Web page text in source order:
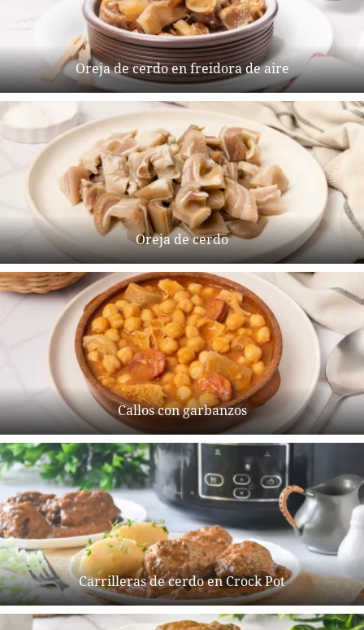
Oreja de cerdo en freidora de aire
Oreja de cerdo
Callos con garbanzos
Carrilleras de cerdo en Crock Pot